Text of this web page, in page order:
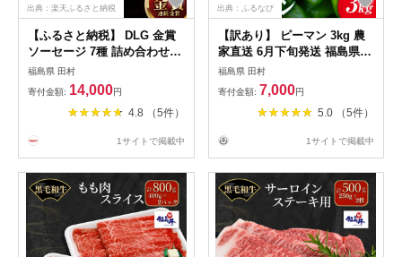
出典：楽天ふるさと納税
【ふるさと納税】 DLG 金賞
ソーセージ 7種 詰め合わせ
セット ウインナー ハム やま
と豚 DLG 金賞 年内発送 ギフ
トセット 贈答 お中元 お歳暮
お祝い のし 熨斗 贈り物 お取
ント人気 ランキング おすす
房都路
福島県 田村
寄付金額: 14,000円
4.8 （5件）
1サイトで掲載中
出典：ふるなび
【訳あり】 ピーマン 3kg 農
家直送 6月下旬発送 福島県
田村市
福島県 田村
寄付金額: 7,000円
5.0 （5件）
1サイトで掲載中